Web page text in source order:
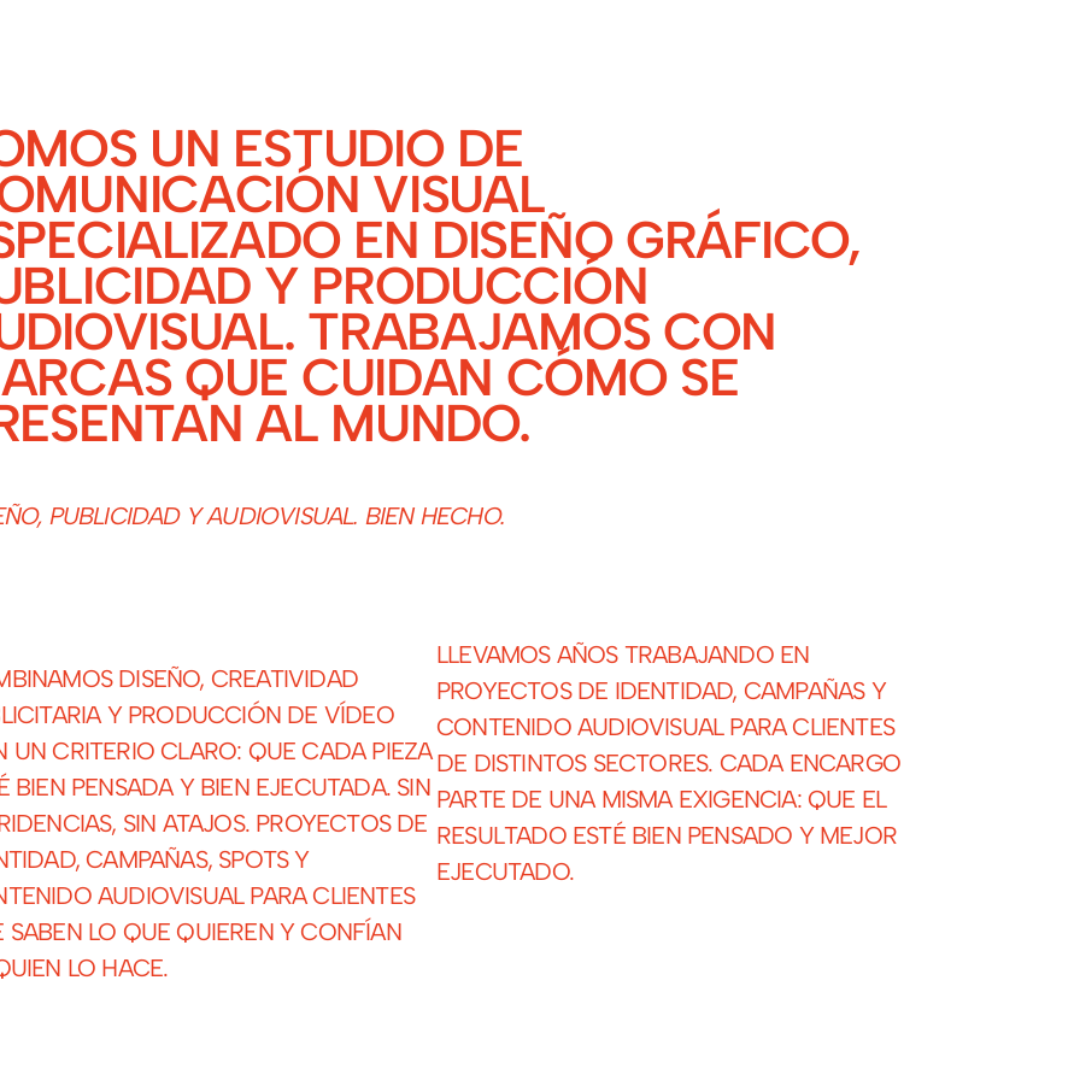
UN ESTUDIO DE
VISUAL
EN DISEÑO GRÁFICO,
Y PRODUCCIÓN
TRABAJAMOS CON
QUE CUIDAN CÓMO SE
AL MUNDO.
PUBLICIDAD Y AUDIOVISUAL. BIEN HECHO.
DISEÑO, CREATIVIDAD
Y PRODUCCIÓN DE VÍDEO
UN CRITERIO CLARO: QUE CADA PIEZA
BIEN PENSADA Y BIEN EJECUTADA. SIN
SIN ATAJOS. PROYECTOS DE
CAMPAÑAS, SPOTS Y
AUDIOVISUAL PARA CLIENTES
SABEN LO QUE QUIEREN Y CONFÍAN
LO HACE.
LLEVAMOS AÑOS TRABAJANDO EN
PROYECTOS DE IDENTIDAD, CAMPAÑAS Y
CONTENIDO AUDIOVISUAL PARA CLIENTES
DE DISTINTOS SECTORES. CADA ENCARGO
PARTE DE UNA MISMA EXIGENCIA: QUE EL
RESULTADO ESTÉ BIEN PENSADO Y MEJOR
EJECUTADO.